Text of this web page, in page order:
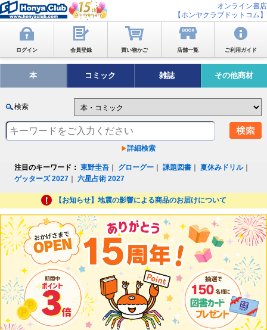
オンライン書店
【ホンヤクラブドットコム】
ログイン 会員登録 買い物かご 店舗一覧 ご利用ガイド
本 コミック 雑誌 その他商材
検索
詳細検索
注目のキーワード： 東野圭吾 グローグー ｜課題図書 ｜夏休みドリル｜
ゲッターズ 2027 ｜六星占術 2027
【お知らせ】地震の影響による商品のお届けについて